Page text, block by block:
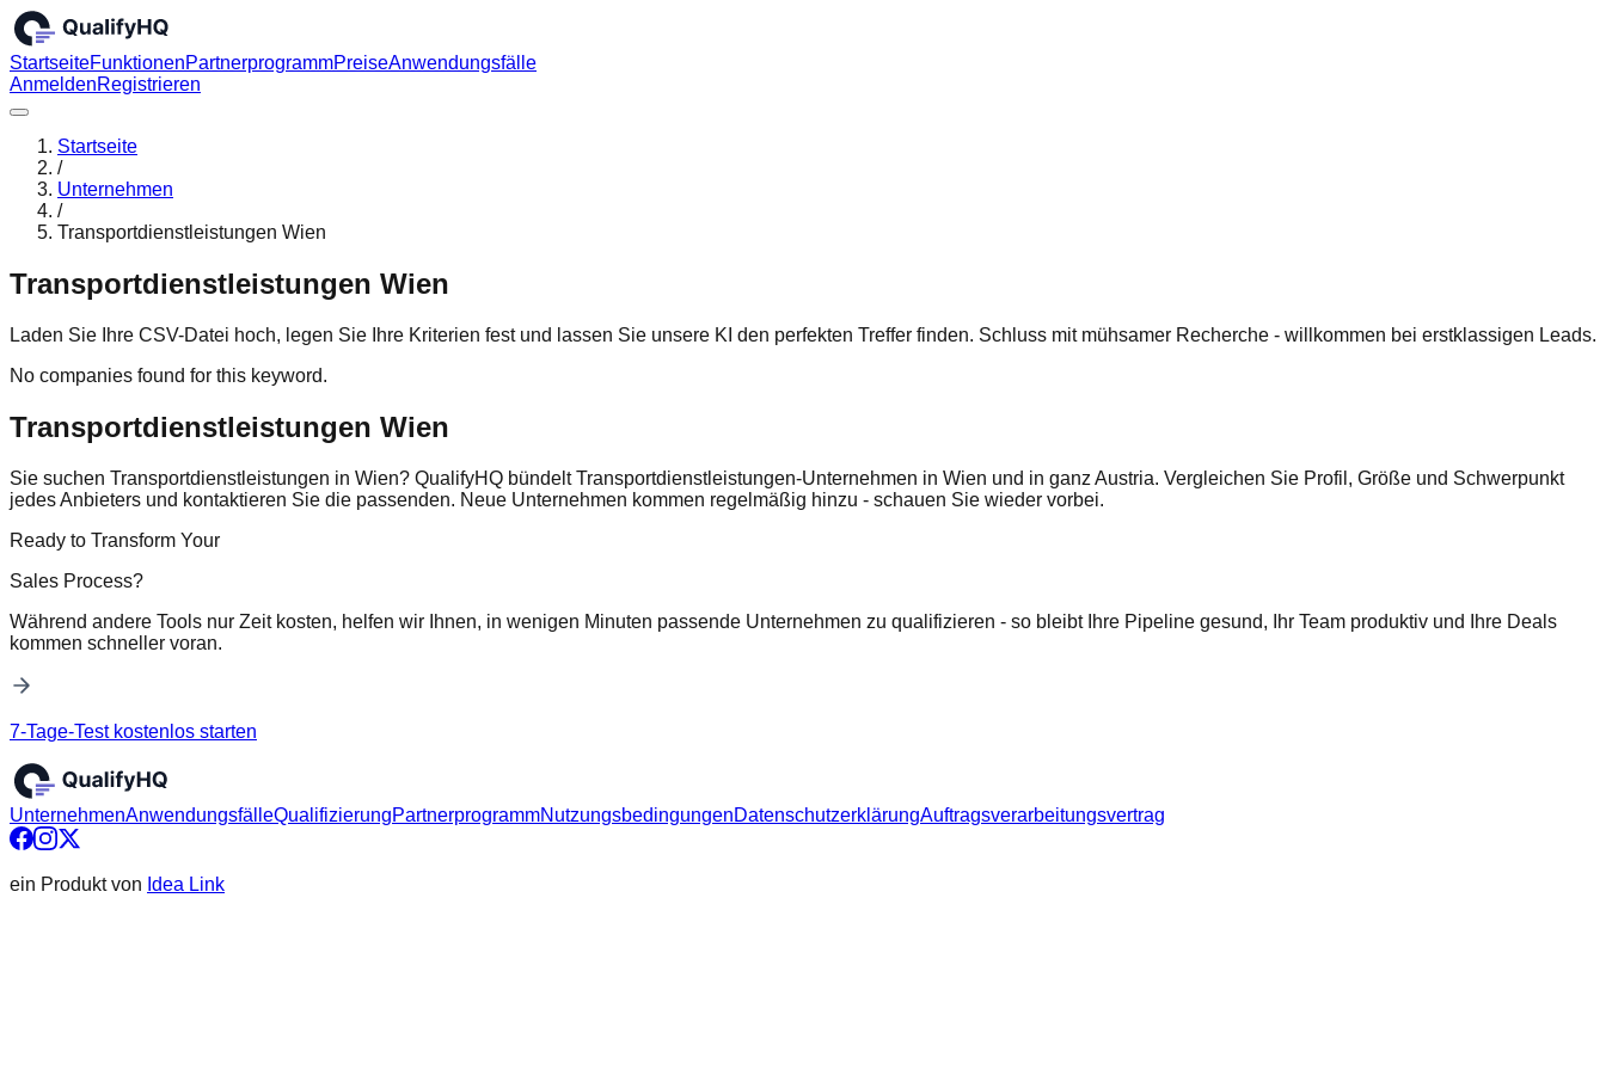
StartseiteFunktionenPartnerprogrammPreiseAnwendungsfälle
AnmeldenRegistrieren
Startseite
/
Unternehmen
/
Transportdienstleistungen Wien
Transportdienstleistungen Wien
Laden Sie Ihre CSV-Datei hoch, legen Sie Ihre Kriterien fest und lassen Sie unsere KI den perfekten Treffer finden. Schluss mit mühsamer Recherche - willkommen bei erstklassigen Leads.
No companies found for this keyword.
Transportdienstleistungen Wien
Sie suchen Transportdienstleistungen in Wien? QualifyHQ bündelt Transportdienstleistungen-Unternehmen in Wien und in ganz Austria. Vergleichen Sie Profil, Größe und Schwerpunkt
jedes Anbieters und kontaktieren Sie die passenden. Neue Unternehmen kommen regelmäßig hinzu - schauen Sie wieder vorbei.
Ready to Transform Your
Sales Process?
Während andere Tools nur Zeit kosten, helfen wir Ihnen, in wenigen Minuten passende Unternehmen zu qualifizieren - so bleibt Ihre Pipeline gesund, Ihr Team produktiv und Ihre Deals
kommen schneller voran.
7-Tage-Test kostenlos starten
UnternehmenAnwendungsfälleQualifizierungPartnerprogrammNutzungsbedingungenDatenschutzerklärungAuftragsverarbeitungsvertrag
ein Produkt von Idea Link